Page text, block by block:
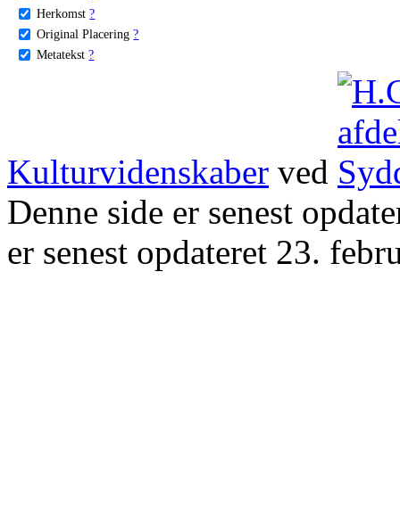
Herkomst ?
Original Placering ?
Metatekst ?
Kulturvidenskaber ved
Denne side er senest
er senest opdateret 23.